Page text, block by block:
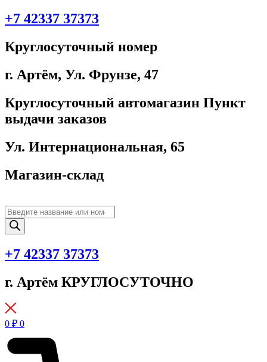
+7 42337 37373
Круглосуточный номер
г. Артём, ​Ул. Фрунзе, 47
Круглосуточный автомагазин Пункт
выдачи заказов
Ул. Интернациональная, 65
Магазин-склад
Поиск
товаров
+7 42337 37373
г. Артём КРУГЛОСУТОЧНО
0 ₽ 0